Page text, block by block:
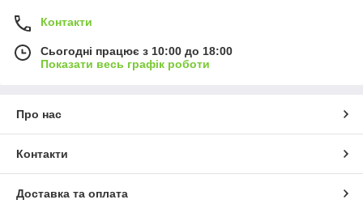
Контакти
Сьогодні працює з 10:00 до 18:00
Показати весь графік роботи
Про нас
Контакти
Доставка та оплата